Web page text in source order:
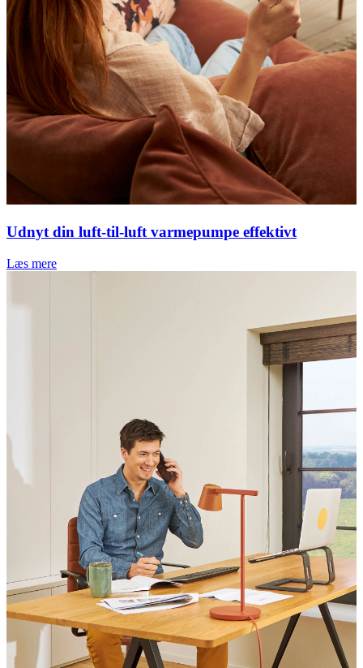
Udnyt din luft-til-luft varmepumpe effektivt
Læs mere